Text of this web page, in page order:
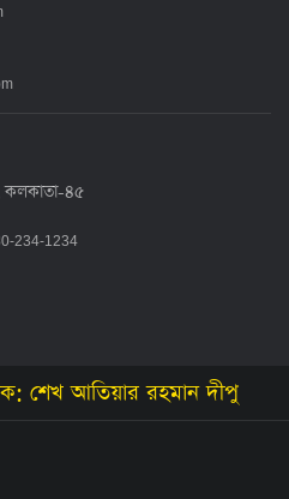
কলকাতা-৪৫
234-1234
শেখ আতিয়ার রহমান দীপু